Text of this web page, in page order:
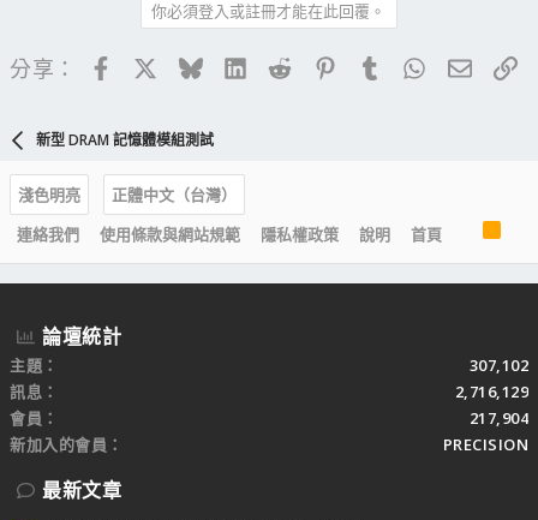
你必須登入或註冊才能在此回覆。
分享： FacebookBlueskyLinkedIn
Reddit PinterestTumblrWhatsApp
電子
新型 DRAM 記憶體模組測試
淺色明亮
正體中文（台灣）
連絡我們
使用條款與網站規範 隱私權政策 說明 首頁
S
論壇統計
主題
307,102
訊息
2,716,129
會員
217,904
新加入的會員
PRECISION
最新文章